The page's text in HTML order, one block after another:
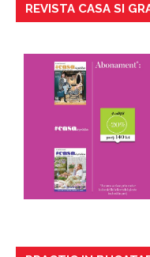
REVISTA CASA SI